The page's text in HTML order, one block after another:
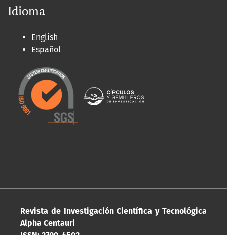
Idioma
English
Español
Revista de Investigación Científica y Tecnológica
Alpha Centauri